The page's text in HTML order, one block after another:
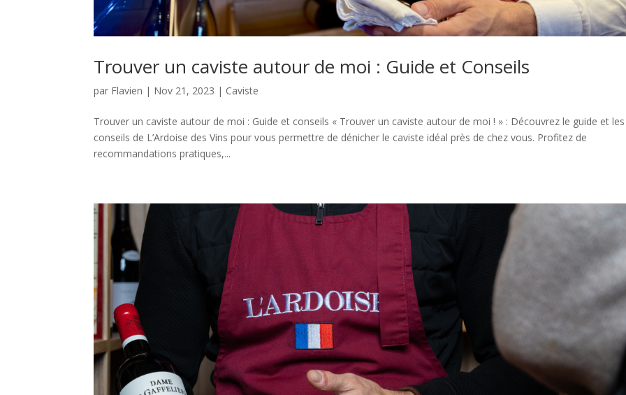
Trouver un caviste autour de moi : Guide et Conseils
par Flavien | Nov 21, 2023 | Caviste
Trouver un caviste autour de moi : Guide et conseils « Trouver un caviste autour de moi ! » : Découvrez le guide et les
conseils de L’Ardoise des Vins pour vous permettre de dénicher le caviste idéal près de chez vous. Profitez de
recommandations pratiques,...